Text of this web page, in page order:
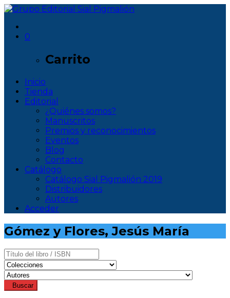
0
Carrito
Inicio
Tienda
Editorial
¿Quiénes somos?
Manuscritos
Premios y reconocimientos
Eventos
Blog
Contacto
Catálogo
Catálogo Sial Pigmalión 2019
Distribuidores
Autores
Acceder
Gómez y Flores, Jesús María
Buscar